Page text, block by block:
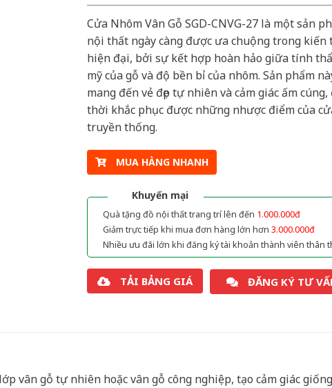
Cửa Nhôm Vân Gỗ SGD-CNVG-27 là một sản
nội thất ngày càng được ưa chuộng trong kiến
hiện đại, bởi sự kết hợp hoàn hảo giữa tính
mỹ của gỗ và độ bền bỉ của nhôm. Sản phẩm
mang đến vẻ đẹp tự nhiên và cảm giác ấm
thời khắc phục được những nhược điểm của
truyền thống.
MUA HÀNG NHANH
Khuyến mại
Quà tặng đồ nội thất trang trí lên đến 1.000.000đ
Giảm trực tiếp khi mua đơn hàng lớn hơn 3.000.000đ
Nhiều ưu đãi lớn khi đăng ký tài khoản thành viên thân
TẢI BẢNG GIÁ ĐĂNG KÝ TƯ
vân gỗ tự nhiên hoặc vân gỗ công nghiệp, tạo cảm giác